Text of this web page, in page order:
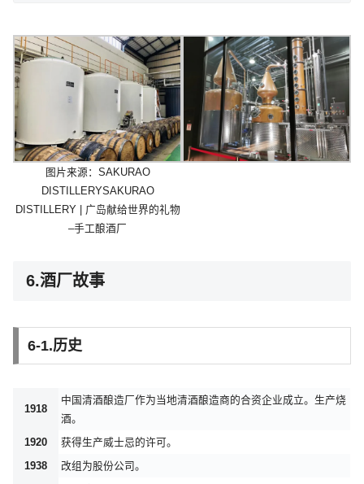
图片来源：SAKURAO
DISTILLERYSAKURAO
DISTILLERY | 广岛献给世界的礼物
–手工酿酒厂
6.酒厂故事
6-1.历史
1918
中国清酒酿造厂作为当地清酒酿造商的合资企业成立。生产烧
酒。
1920
获得生产威士忌的许可。
1938
改组为股份公司。